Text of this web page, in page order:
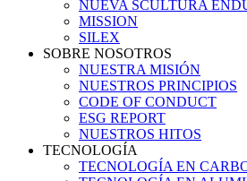
NUEVA SCULTURA
MISSION
SILEX
SOBRE NOSOTROS
NUESTRA MISIÓN
NUESTROS PRINCIPIOS
CODE OF CONDUCT
ESG REPORT
NUESTROS HITOS
TECNOLOGÍA
TECNOLOGÍA EN